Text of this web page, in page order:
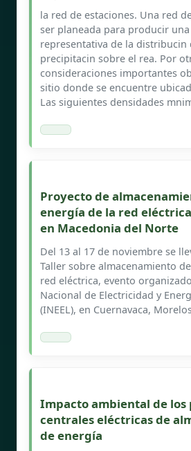
la red de estaciones. Una red
ser planeada para producir
representativa de la distribucin
precipitacin sobre el rea. Por
consideraciones importantes
sitio donde se encuentre
Las siguientes densidades
Proyecto de
energía de la red
en Macedonia del Norte
Del 13 al 17 de noviembre se
Taller sobre almacenamiento
red eléctrica, evento
Nacional de Electricidad y
(INEEL), en Cuernavaca,
Impacto ambiental de los
centrales eléctricas de
de energía